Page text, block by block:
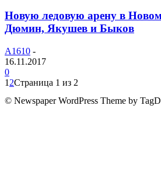
Новую ледовую арену в
Дюмин, Якушев и Быков
A1610 -
16.11.2017
0
1 2Страница 1 из 2
© Newspaper WordPress Theme by